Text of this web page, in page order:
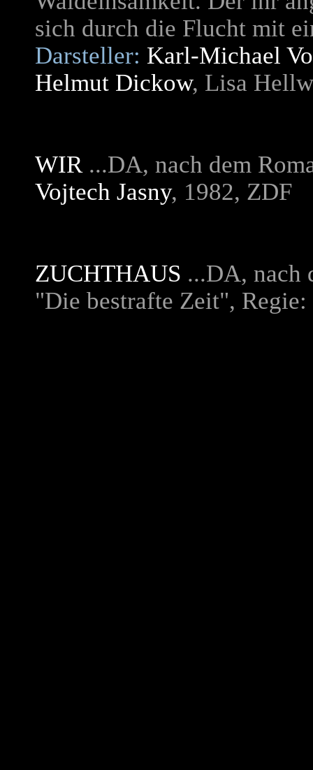
sich durch die Flucht mit
Darsteller: Karl-Michael
Helmut Dickow, Lisa
WIR...DA, nach dem
Vojtech Jasny, 1982, ZDF
ZUCHTHAUS ...DA, nach
"Die bestrafte Zeit", Regie: